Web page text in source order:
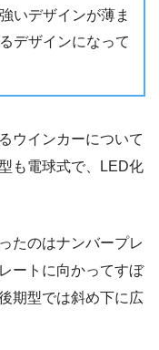
いデザインが薄ま
デザインになって
ウインカーについて
も電球式で、LED化
たのはナンバープレ
ートに向かってすぼ
期型では斜め下に広